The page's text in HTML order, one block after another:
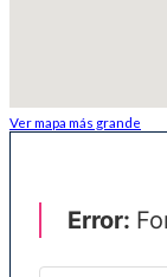
Ver mapa más grande